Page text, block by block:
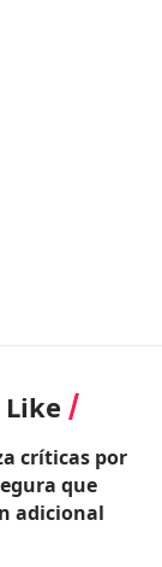
críticas por
que
adicional